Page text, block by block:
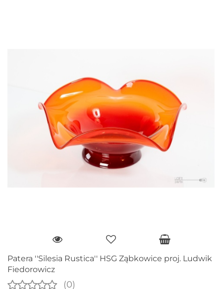
Patera ''Silesia Rustica'' HSG Ząbkowice proj. Ludwik
Fiedorowicz
(0)